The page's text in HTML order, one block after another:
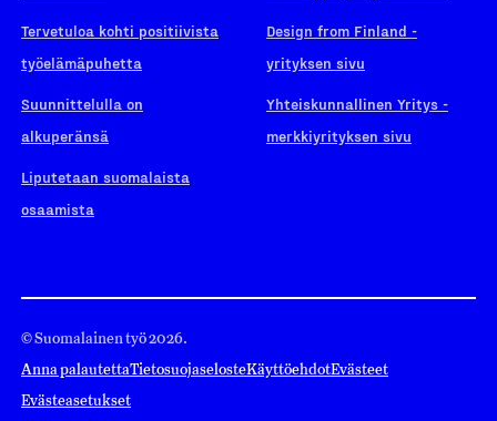
Tervetuloa kohti positiivista
työelämäpuhetta
Suunnittelulla on
alkuperänsä
Liputetaan suomalaista
osaamista
Design from Finland -
yrityksen sivu
Yhteiskunnallinen Yritys -
merkkiyrityksen sivu
© Suomalainen työ 2026.
Anna palautettaTietosuojaselosteKäyttöehdotEvästeet
Evästeasetukset